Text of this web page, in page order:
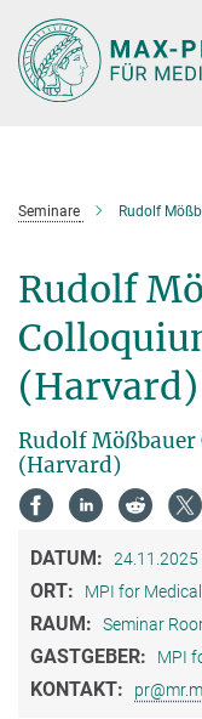
Hauptinhalt
Seminare Rudolf
Rudolf
(Harvard)
Rudolf
(Harvard)
DATUM: 24.11.2025
ORT: MPI for
RAUM: Seminar
GASTGEBER: MPI
KONTAKT: